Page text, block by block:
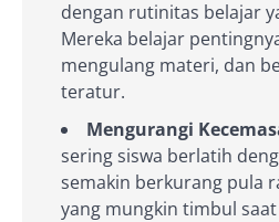
dengan rutinitas belajar
Mereka belajar
mengulang materi, dan
teratur.
Mengurangi
sering siswa berlatih
semakin berkurang pula
yang mungkin timbul